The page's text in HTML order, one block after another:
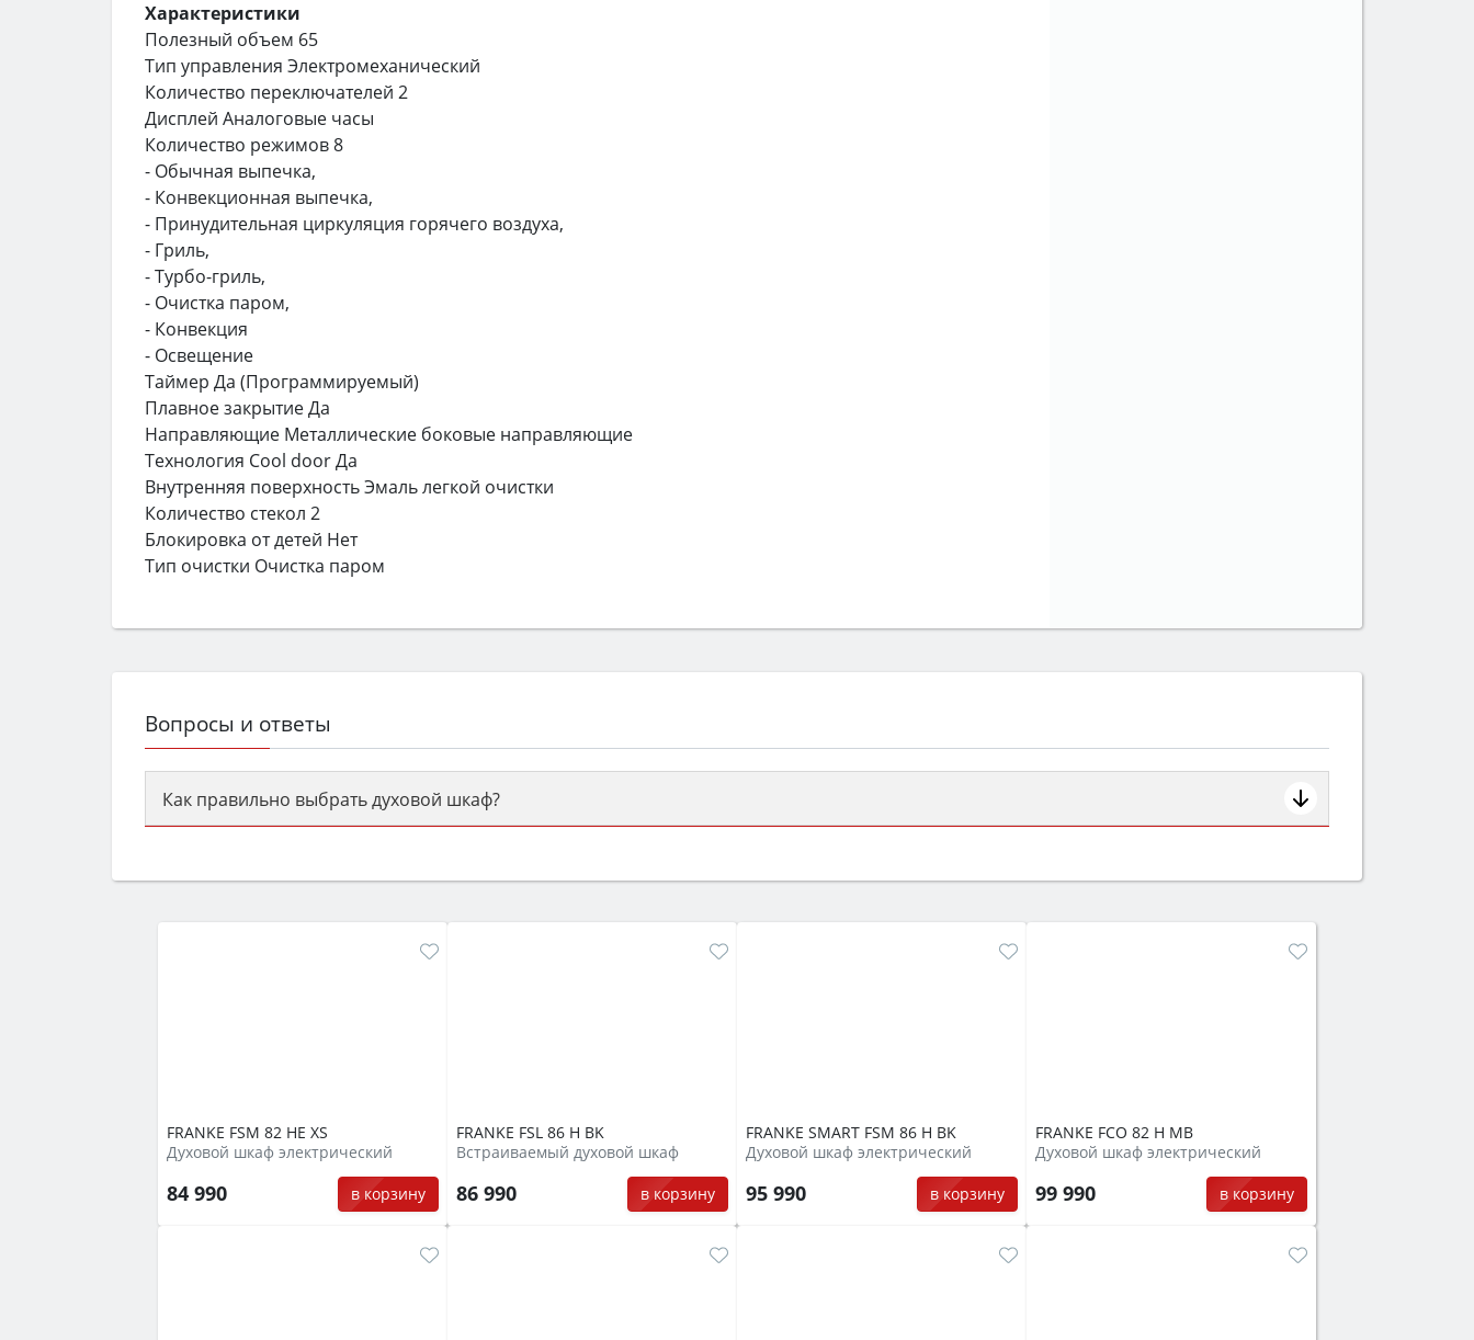
Характеристики
Полезный объем 65
Тип управления Электромеханический
Количество переключателей 2
Дисплей Аналоговые часы
Количество режимов 8
- Обычная выпечка,
- Конвекционная выпечка,
- Принудительная циркуляция горячего воздуха,
- Гриль,
- Турбо-гриль,
- Очистка паром,
- Конвекция
- Освещение
Таймер Да (Программируемый)
Плавное закрытие Да
Направляющие Металлические боковые направляющие
Технология Cool door Да
Внутренняя поверхность Эмаль легкой очистки
Количество стекол 2
Блокировка от детей Нет
Тип очистки Очистка паром
Вопросы и ответы
Как правильно выбрать духовой шкаф?
семьи, класс энергопотребления не ниже A и нужные функции (конвекция, гриль, самоочистка, защита от детей).
FRANKE FSM 82 HE XS
Духовой шкаф электрический
84 990 в корзину
FRANKE FSL 86 H BK
Встраиваемый духовой шкаф
86 990 в корзину
FRANKE SMART FSM 86 H BK
Духовой шкаф электрический
95 990 в корзину
FRANKE FCO 82 H MB
Духовой шкаф электрический
99 990 в корзину